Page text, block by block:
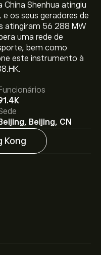
Shenhua atingiu
os seus geradores de
atingiram 56 288 MW
uma rede de
bem como
este instrumento à
Beijing, Beijing, CN
Kong
é 42.98‎$‎.
de analistas e
para China Shenhua
relatórios
Descubra a
futuros
Shenhua é 853.95B‎$‎